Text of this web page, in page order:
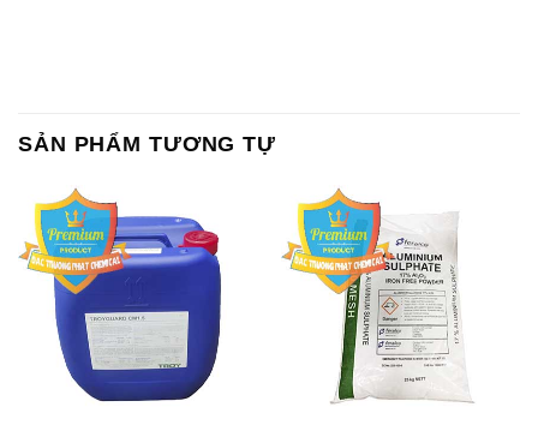
SẢN PHẨM TƯƠNG TỰ